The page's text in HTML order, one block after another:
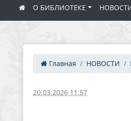
О БИБЛИОТЕКЕ
Главная НОВОСТИ
20.03.2026 11:57